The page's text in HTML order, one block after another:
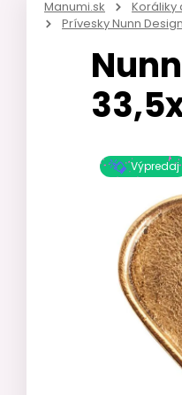
Manumi.sk Koráliky
Prívesky Nunn Design
Výpredaj